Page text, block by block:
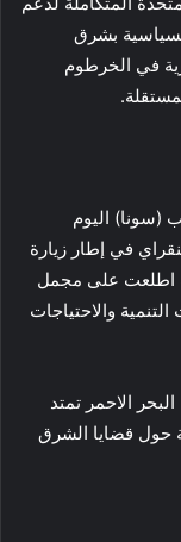
بشرق
في الخرطوم
(سونا) اليوم
في إطار زيارة
اطلعت على مجمل
والاحتياجات
الاحمر تمتد
حول قضايا الشرق